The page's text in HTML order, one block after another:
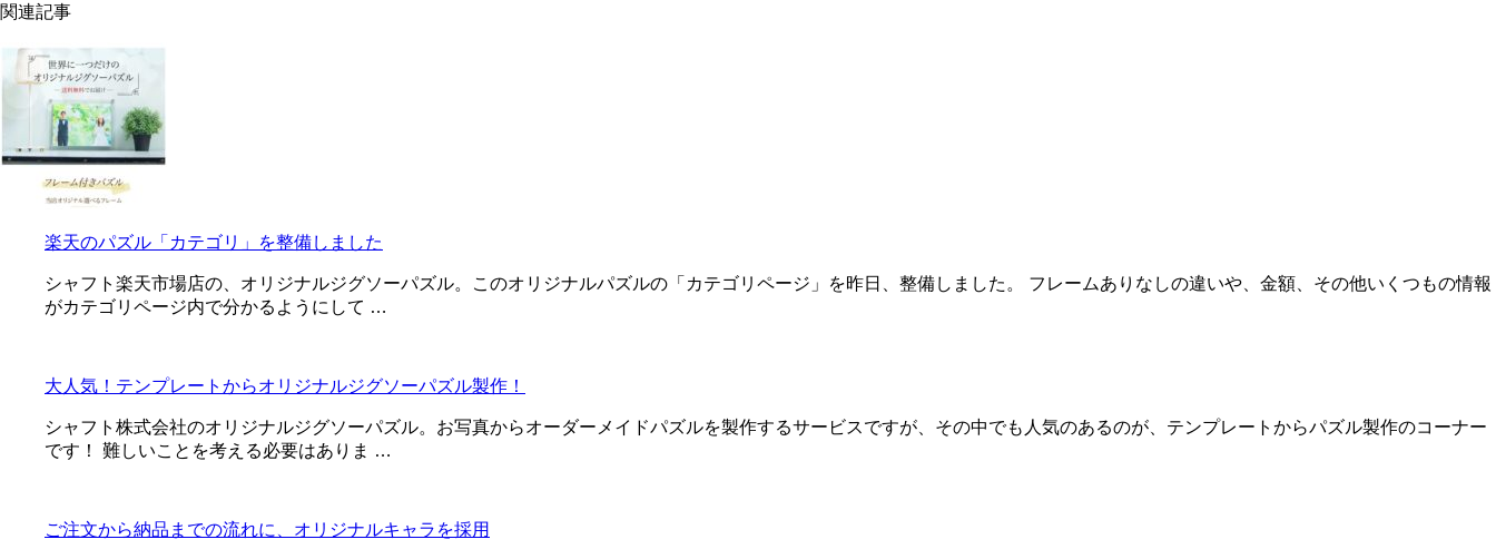
関連記事
楽天のパズル「カテゴリ」を整備しました
シャフト楽天市場店の、オリジナルジグソーパズル。このオリジナルパズルの「カテゴリページ」を昨日、整備しました。 フレームありなしの違いや、金額、その他いくつもの情報
がカテゴリページ内で分かるようにして …
大人気！テンプレートからオリジナルジグソーパズル製作！
シャフト株式会社のオリジナルジグソーパズル。お写真からオーダーメイドパズルを製作するサービスですが、その中でも人気のあるのが、テンプレートからパズル製作のコーナー
です！ 難しいことを考える必要はありま …
ご注文から納品までの流れに、オリジナルキャラを採用